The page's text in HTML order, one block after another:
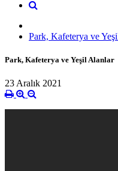
Park, Kafeterya ve
Park, Kafeterya ve Yeşil Alanlar
23 Aralık 2021